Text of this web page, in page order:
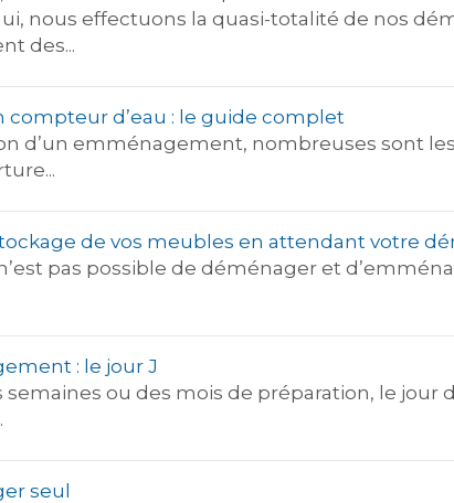
nous effectuons la quasi-totalité de nos
des...
compteur d’eau : le guide complet
d’un emménagement, nombreuses sont
de vos meubles en attendant votre
pas possible de déménager et
: le jour J
semaines ou des mois de préparation, le
seul